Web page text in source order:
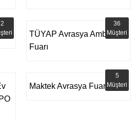
2
TÜYAP Avrasya Ambalaj
Fuarı
36
Müşteri
Maktek Avrasya Fuarı
5
Müşteri